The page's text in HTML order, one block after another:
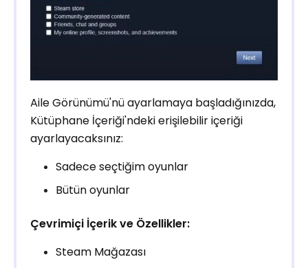
Aile Görünümü'nü ayarlamaya başladığınızda,
Kütüphane İçeriği'ndeki erişilebilir içeriği
ayarlayacaksınız:
Sadece seçtiğim oyunlar
Bütün oyunlar
Çevrimiçi İçerik ve Özellikler:
Steam Mağazası